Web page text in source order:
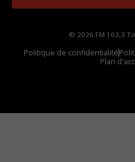
© 2026 FM 103,3
Politique de confidentialité
Plan